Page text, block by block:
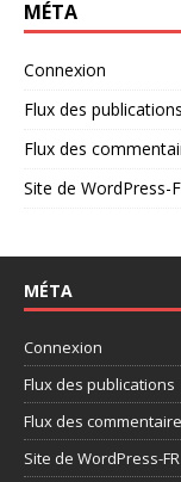
MÉTA
Connexion
Flux des publications
Flux des
Site de WordPress-
MÉTA
Connexion
Flux des publications
Flux des
Site de WordPress-FR